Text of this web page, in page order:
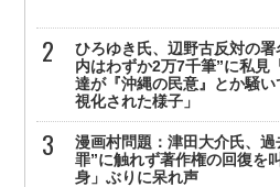
ひろゆき氏、辺野古反対の署
内はわずか2万7千筆”に私見
達が『沖縄の民意』とか騒
視化された様子」
漫画村問題：津田大介氏、過
罪”に触れず著作権の回復を
身」ぶりに呆れ声